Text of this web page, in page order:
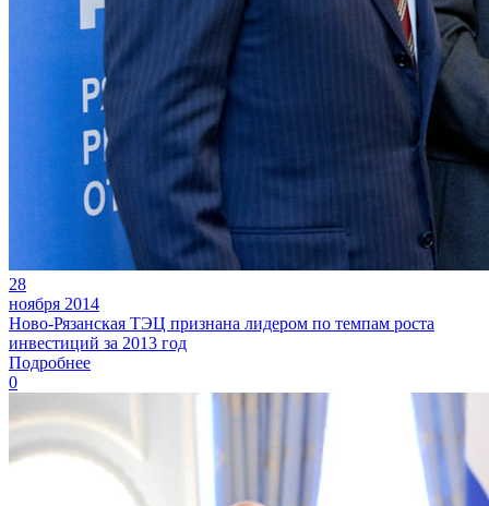
28
ноября 2014
Ново-Рязанская ТЭЦ признана лидером по темпам роста
инвестиций за 2013 год
Подробнее
0